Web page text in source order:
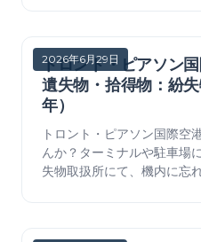
2026年6月29日
トロント・ピアソン
遺失物・拾得物：紛
年）
トロント・ピアソン国際空
んか？ターミナルや駐車場
失物取扱所にて、機内に忘